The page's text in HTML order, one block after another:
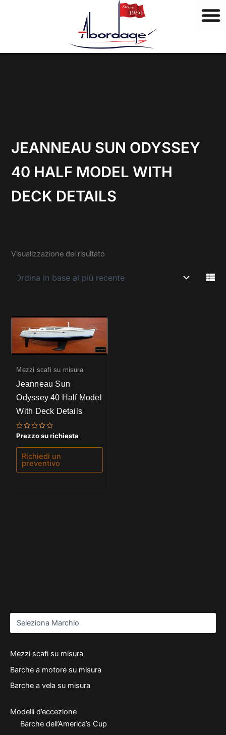
i
Mezzi scafi su misura
Barche a motore su misura
Barche a vela su misura
Modelli d’eccezione
Barche dell’America’s Cup
JEANNEAU SUN ODYSSEY
40 HALF MODEL WITH
DECK DETAILS
Visualizzazione del risultato
Mezzi scafi su misura
Jeanneau Sun
Odyssey 40 Half Model
With Deck Details
Valutato
su
Prezzo su richiesta
Richiedi un
preventivo